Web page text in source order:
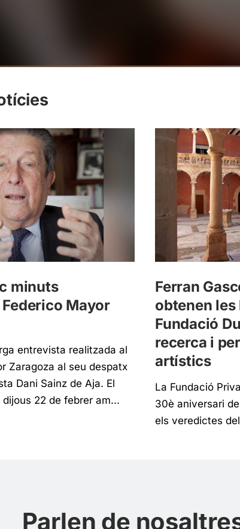
minuts
Mayor
entrevista realitzada al
Zaragoza al seu despatx
Dani Sainz de Aja. El
22 de febrer am...
Ferran
obtenen les
Fundació
recerca i
artístics
La Fundació
30è aniversari
els veredictes
Parlen de